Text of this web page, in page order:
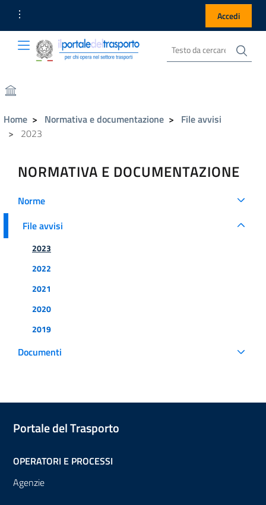
Link Utili Accedi
Portale del Trasporto
Portale del Trasporto Cerca nel sito
Home Normativa e documentazione
File avvisi
2023
NORMATIVA E DOCUMENTAZIONE
Norme
File avvisi
File avvisi
2023
2022
2021
2020
2019
Documenti
Portale del Trasporto
OPERATORI E PROCESSI
Agenzie